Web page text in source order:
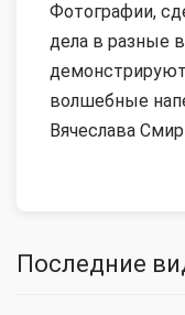
Фотографии,
дела в разные
волшебные
Вячеслава
Последние